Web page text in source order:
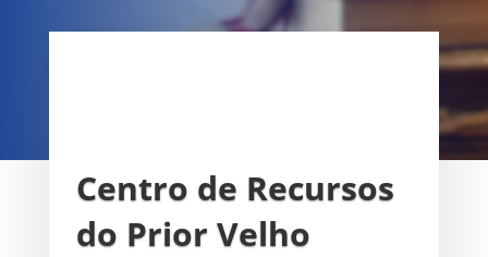
OS
Centro de Recursos
do Prior Velho